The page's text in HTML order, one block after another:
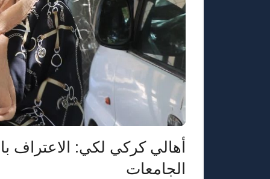
أهالي كركي لكي: الاعتراف
الجامعات